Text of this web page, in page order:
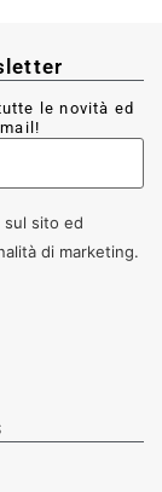
le novità ed
sito ed
di marketing.